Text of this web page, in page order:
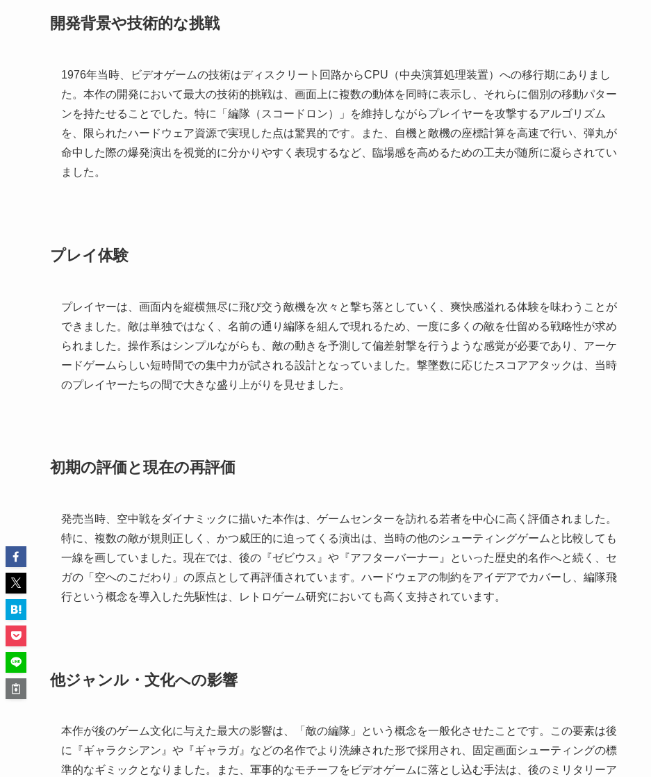
開発背景や技術的な挑戦
1976年当時、ビデオゲームの技術はディスクリート回路からCPU（中央演算処理装置）への移行期にありまし
た。本作の開発において最大の技術的挑戦は、画面上に複数の動体を同時に表示し、それらに個別の移動パター
ンを持たせることでした。特に「編隊（スコードロン）」を維持しながらプレイヤーを攻撃するアルゴリズム
を、限られたハードウェア資源で実現した点は驚異的です。また、自機と敵機の座標計算を高速で行い、弾丸が
命中した際の爆発演出を視覚的に分かりやすく表現するなど、臨場感を高めるための工夫が随所に凝らされてい
ました。
プレイ体験
プレイヤーは、画面内を縦横無尽に飛び交う敵機を次々と撃ち落としていく、爽快感溢れる体験を味わうことが
できました。敵は単独ではなく、名前の通り編隊を組んで現れるため、一度に多くの敵を仕留める戦略性が求め
られました。操作系はシンプルながらも、敵の動きを予測して偏差射撃を行うような感覚が必要であり、アーケ
ードゲームらしい短時間での集中力が試される設計となっていました。撃墜数に応じたスコアアタックは、当時
のプレイヤーたちの間で大きな盛り上がりを見せました。
初期の評価と現在の再評価
発売当時、空中戦をダイナミックに描いた本作は、ゲームセンターを訪れる若者を中心に高く評価されました。
特に、複数の敵が規則正しく、かつ威圧的に迫ってくる演出は、当時の他のシューティングゲームと比較しても
一線を画していました。現在では、後の『ゼビウス』や『アフターバーナー』といった歴史的名作へと続く、セ
ガの「空へのこだわり」の原点として再評価されています。ハードウェアの制約をアイデアでカバーし、編隊飛
行という概念を導入した先駆性は、レトロゲーム研究においても高く支持されています。
他ジャンル・文化への影響
本作が後のゲーム文化に与えた最大の影響は、「敵の編隊」という概念を一般化させたことです。この要素は後
に『ギャラクシアン』や『ギャラガ』などの名作でより洗練された形で採用され、固定画面シューティングの標
準的なギミックとなりました。また、軍事的なモチーフをビデオゲームに落とし込む手法は、後のミリタリーア